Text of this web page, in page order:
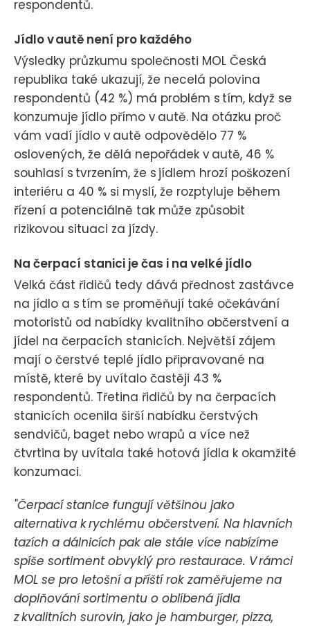
respondentů.
Jídlo v autě není pro každého
Výsledky průzkumu společnosti MOL Česká
republika také ukazují, že necelá polovina
respondentů (42 %) má problém s tím, když se
konzumuje jídlo přímo v autě. Na otázku proč
vám vadí jídlo v autě odpovědělo 77 %
oslovených, že dělá nepořádek v autě, 46 %
souhlasí s tvrzením, že s jídlem hrozí poškození
interiéru a 40 % si myslí, že rozptyluje během
řízení a potenciálně tak může způsobit
rizikovou situaci za jízdy.
Na čerpací stanici je čas i na velké jídlo
Velká část řidičů tedy dává přednost zastávce
na jídlo a s tím se proměňují také očekávání
motoristů od nabídky kvalitního občerstvení a
jídel na čerpacích stanicích. Největší zájem
mají o čerstvé teplé jídlo připravované na
místě, které by uvítalo častěji 43 %
respondentů. Třetina řidičů by na čerpacích
stanicích ocenila širší nabídku čerstvých
sendvičů, baget nebo wrapů a více než
čtvrtina by uvítala také hotová jídla k okamžité
konzumaci.
"Čerpací stanice fungují většinou jako
alternativa k rychlému občerstvení. Na hlavních
tazích a dálnicích pak ale stále více nabízíme
spíše sortiment obvyklý pro restaurace. V rámci
MOL se pro letošní a příští rok zaměřujeme na
doplňování sortimentu o oblíbená jídla
z kvalitních surovin, jako je hamburger, pizza,